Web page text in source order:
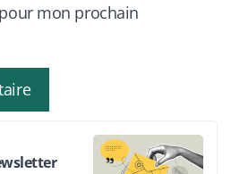
mon prochain